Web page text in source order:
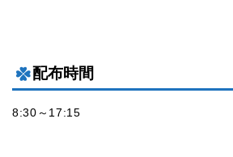
配布時間
8:30～17:15